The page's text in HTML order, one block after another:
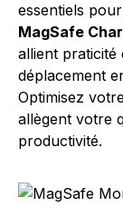
essentiels
MagSafe
allient
déplacement
Optimisez
allègent votre
productivité.